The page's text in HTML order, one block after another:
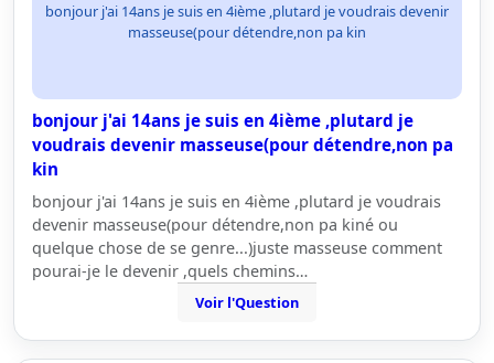
bonjour j'ai 14ans je suis en 4ième ,plutard je voudrais devenir
masseuse(pour détendre,non pa kin
bonjour j'ai 14ans je suis en 4ième ,plutard je
voudrais devenir masseuse(pour détendre,non pa
kin
bonjour j'ai 14ans je suis en 4ième ,plutard je voudrais
devenir masseuse(pour détendre,non pa kiné ou
quelque chose de se genre...)juste masseuse comment
pourai-je le devenir ,quels chemins…
Voir l'Question